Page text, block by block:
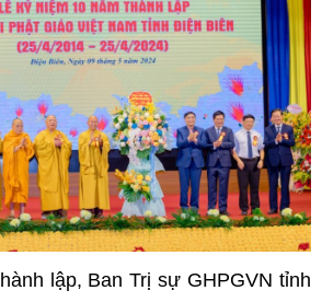
lập, Ban Trị sự GHPGVN tỉnh